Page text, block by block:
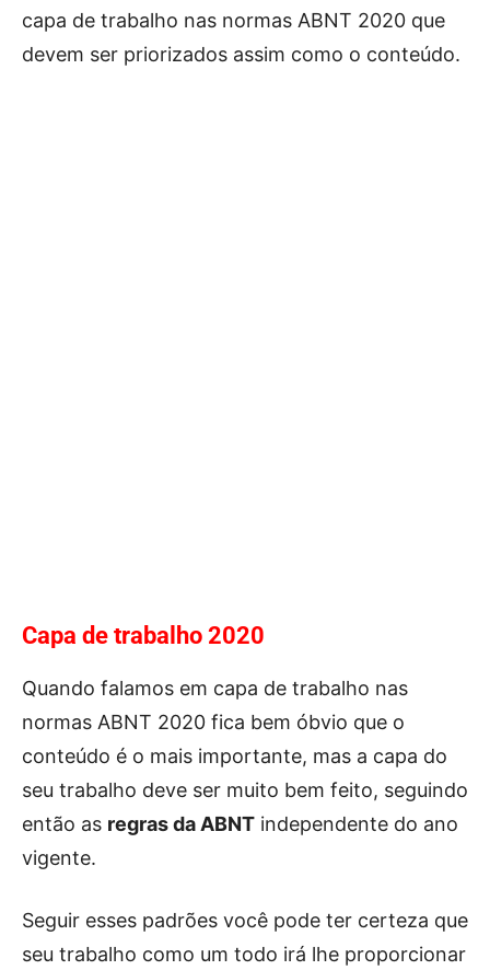
capa de trabalho nas normas ABNT 2020 que
devem ser priorizados assim como o conteúdo.
Capa de trabalho 2020
Quando falamos em capa de trabalho nas
normas ABNT 2020 fica bem óbvio que o
conteúdo é o mais importante, mas a capa do
seu trabalho deve ser muito bem feito, seguindo
então as regras da ABNT independente do ano
vigente.
Seguir esses padrões você pode ter certeza que
seu trabalho como um todo irá lhe proporcionar